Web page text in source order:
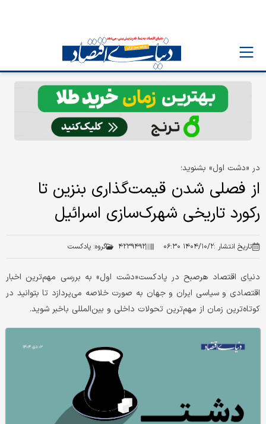
در «دشت اول» بشنوید؛
از فصلی شدن قیمت‌گذاری بنزین تا
رکورد تاریخی شهرک‌سازی اسرائیل
تاریخ انتشار :۱۴۰۴/۱۰/۲ ۰۶:۳۰ ۴۲۳۹۴۹۲ گروه: پادکست
دنیای اقتصاد هرصبح در پادکست«دشت اول» به بررسی مهم‌ترین اخبار
اقتصادی و سیاسی ایران و جهان به صورت خلاصه می‌پردازد تا بتوانید در
کوتاه‌ترین زمان از مهم‌ترین تحولات داخلی و بین‌المللی باخبر شوید.